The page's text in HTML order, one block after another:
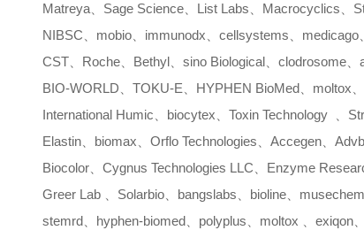
Matreya
Sage Science List Labs Macrocyclics
NIBSC
mobio immunodx 、cellsystems medicago
CST
Roche Bethyl 、sino Biological 、clodrosome 、
BIO-WORLD 、TOKU-E HYPHEN BioMed moltox
International Humic
biocytex 、Toxin Technology
Elastin
biomax 、Orflo Technologies 、Accegen 、
Biocolor 、Cygnus Technologies LLC Enzyme
Greer Lab
Solarbio bangslabs bioline musechem
stemrd
hyphen-biomed polyplus moltox 、exiqon